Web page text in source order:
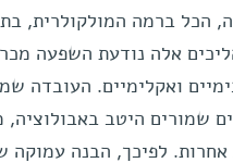
הכל ברמה המולקולרית,
אלה נודעת השפעה
ואקלימיים. העובדה
שמורים היטב
אחרות. לפיכך, הבנה